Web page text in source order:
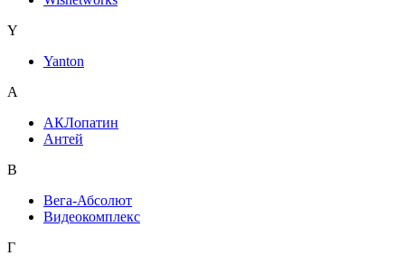
Y
Yanton
А
АКЛопатин
Антей
В
Вега-Абсолют
Видеокомплекс
Г